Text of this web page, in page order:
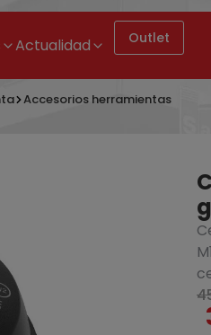
Actualidad Outlet
Accesorios herramientas
de desbastar 13x455mm